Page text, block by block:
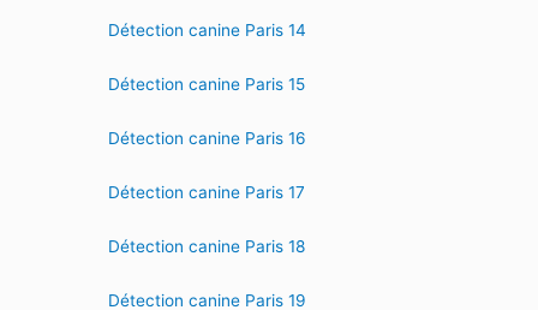
Détection canine Paris 14
Détection canine Paris 15
Détection canine Paris 16
Détection canine Paris 17
Détection canine Paris 18
Détection canine Paris 19